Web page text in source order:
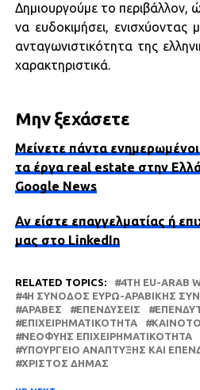
Δημιουργούμε το περιβάλλον,
να ευδοκιμήσει,
ανταγωνιστικότητα της
χαρακτηριστικά.
Μην ξεχάσετε
Μείνετε πάντα ενημερωμένοι
τα έργα real estate στην
Google News
Αν είστε επαγγελματίας ή
μας στο LinkedIn
RELATED TOPICS:
4TH EU-ARAB
4Η ΣΎΝΟΔΟΣ ΕΥΡΩ-ΑΡΑΒΙΚΉΣ
ΆΡΑΒΕΣ
ΕΠΕΝΔΎΣΕΙΣ
ΕΠΙΧΕΙΡΗΜΑΤΙΚΌΤΗΤΑ
ΝΕΟΦΥΉΣ ΕΠΙΧΕΙΡΗΜΑΤΙΚΌΤΗΤΑ
ΥΠΟΥΡΓΕΊΟ ΑΝΆΠΤΥΞΗΣ ΚΑΙ
ΧΡΊΣΤΟΣ ΔΉΜΑΣ